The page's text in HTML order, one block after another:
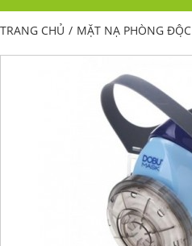
TRANG CHỦ / MẶT NẠ PHÒNG ĐỘC